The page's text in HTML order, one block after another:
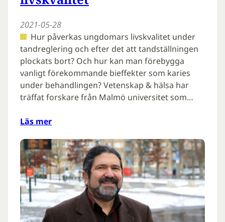
2021-05-28
Hur påverkas ungdomars livskvalitet under
tandreglering och efter det att tandställningen
plockats bort? Och hur kan man förebygga
vanligt förekommande bieffekter som karies
under behandlingen? Vetenskap & hälsa har
träffat forskare från Malmö universitet som…
Läs mer